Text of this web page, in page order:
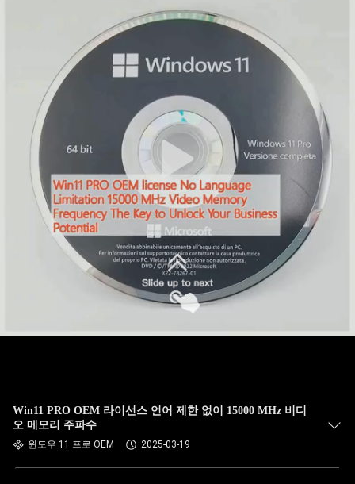
제출
Win11 PRO OEM 라이선스 언어 제한 없이 15000 MHz 비디
오 메모리 주파수
윈도우 11 프로 OEM 2025-03-19